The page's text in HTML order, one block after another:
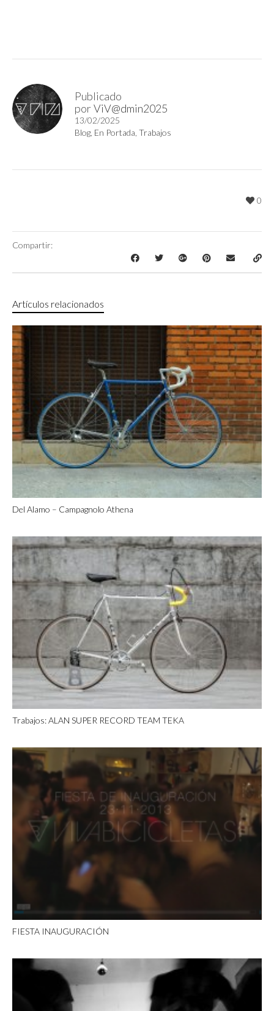
Publicado
porViV@dmin2025
13/02/2025
Blog En Portada Trabajos
0
Compartir:
Artículos relacionados
Del Alamo – Campagnolo Athena
Trabajos: ALAN SUPER RECORD TEAM TEKA
FIESTA INAUGURACIÓN